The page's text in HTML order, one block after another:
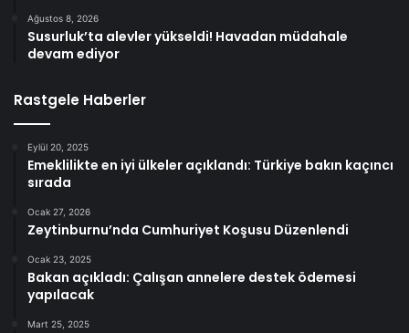
Ağustos 8, 2026
Susurluk’ta alevler yükseldi! Havadan müdahale
devam ediyor
Rastgele Haberler
Eylül 20, 2025
Emeklilikte en iyi ülkeler açıklandı: Türkiye bakın kaçıncı
sırada
Ocak 27, 2026
Zeytinburnu’nda Cumhuriyet Koşusu Düzenlendi
Ocak 23, 2025
Bakan açıkladı: Çalışan annelere destek ödemesi
yapılacak
Mart 25, 2025